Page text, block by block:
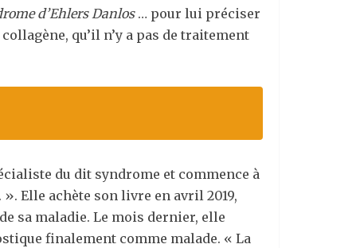
d’Ehlers Danlos… pour lui préciser
qu’il n’y a pas de traitement
du dit syndrome et commence à
Elle achète son livre en avril 2019,
sa maladie. Le mois dernier, elle
finalement comme malade. « La